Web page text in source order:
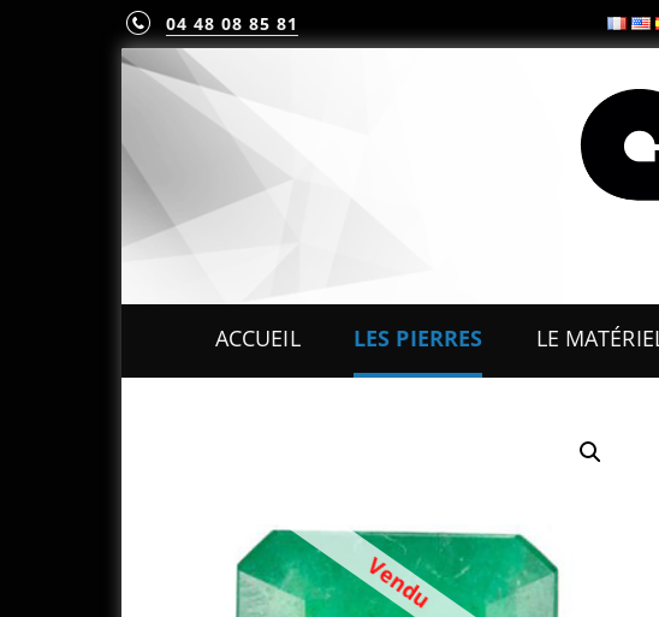
04 48 08 85 81
ACCUEIL LES PIERRES LE
COFFRETS &
Vendu